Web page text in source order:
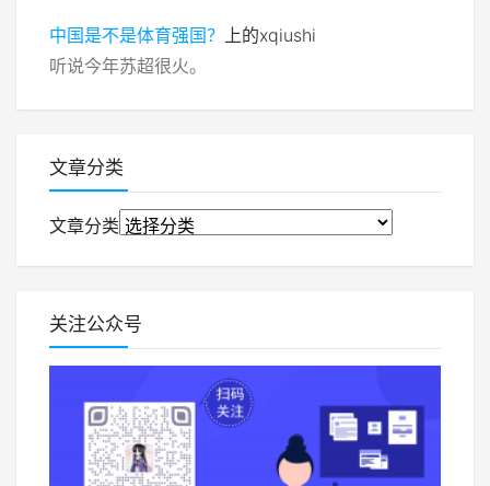
中国是不是体育强国？ 上的xqiushi
听说今年苏超很火。
文章分类
文章分类
关注公众号